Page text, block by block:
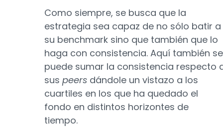
Como siempre, se busca que la
estrategia sea capaz de no sólo batir a
su benchmark sino que también que lo
haga con consistencia. Aquí también se
puede sumar la consistencia respecto
sus peers dándole un vistazo a los
cuartiles en los que ha quedado el
fondo en distintos horizontes de
tiempo.